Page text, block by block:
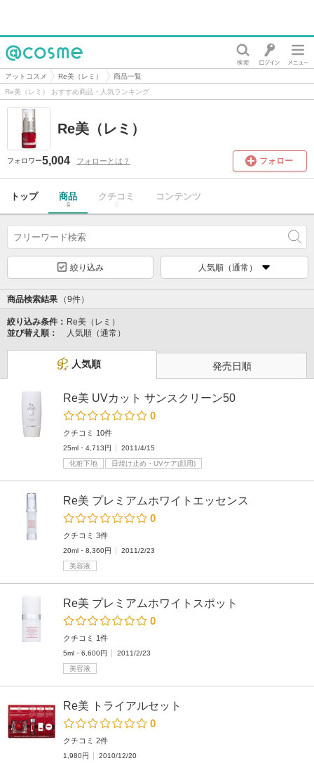
@cosme
アットコスメ Re美（レミ）
商品一覧
Re美（レミ） おすすめ商品・人気ランキング
Re美（レミ）
フォロワー5,004 フォローとは？ フォロー
トップ 商品
9
クチコミ
0
コンテンツ
絞り込み 人気順（通常）
商品検索結果 （9件）
絞り込み条件： Re美（レミ）
並び替え順：
人気順（通常）
人気順 発売日順
Re美 UVカット サンスクリーン50
0
クチコミ 10件
25ml・4,713円
2011/4/15
化粧下地
日焼け止め・UVケア(顔用)
Re美 プレミアムホワイトエッセンス
0
クチコミ 3件
20ml・8,360円
2011/2/23
美容液
Re美 プレミアムホワイトスポット
0
クチコミ 1件
5ml・6,600円
2011/2/23
美容液
Re美 トライアルセット
0
クチコミ 2件
1,980円
2010/12/20